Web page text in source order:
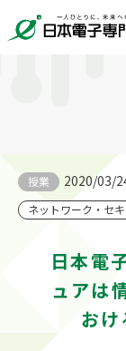
授業 2020/03/
ネットワーク・セ
日本電
ュアは
お